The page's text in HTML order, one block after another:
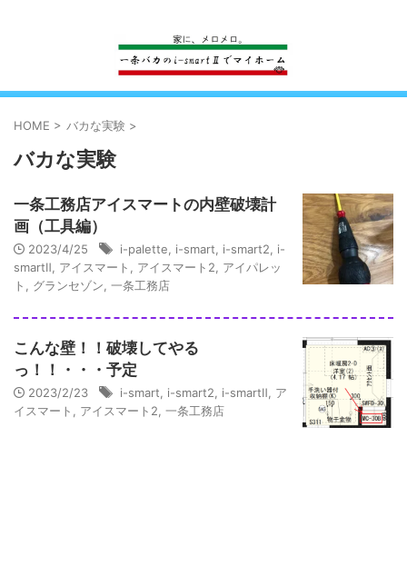
HOME > バカな実験 >
バカな実験
一条工務店アイスマートの内壁破壊計
画（工具編）
2023/4/25 i-palette i-smart i-smart2
i-
smartⅡ
アイスマート アイスマート2
アイパレッ
ト
グランセゾン 一条工務店
こんな壁！！破壊してやる
っ！！・・・予定
2023/2/23 i-smart i-smart2 i-smartⅡ
ア
イスマート
アイスマート2 一条工務店